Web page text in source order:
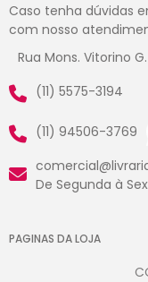
Caso tenha dúvidas
com nosso
Rua Mons. Vitorino
(11) 5575-3194
(11) 94506-3769
De Segunda à
PAGINAS DA LOJA